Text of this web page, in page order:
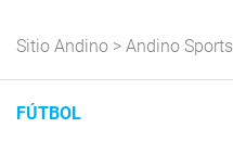
Sitio Andino > Andino Sports
FÚTBOL